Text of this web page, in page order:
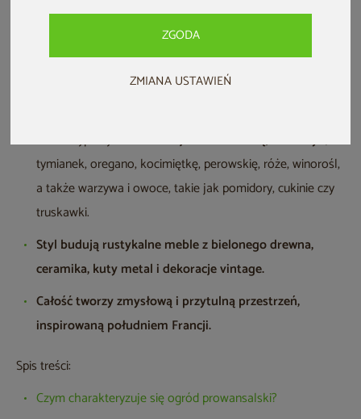
ZGODA
ZMIANA USTAWIEŃ
Ogród prowansalski ma swobodny, naturalny układ –
Wśród typowych roślinznajdziesz lawendę, rozmaryn,
tymianek, oregano, kocimiętkę, perowskię, róże, winorośl,
a także warzywa i owoce, takie jak pomidory, cukinie czy
truskawki.
Styl budują rustykalne meble z bielonego drewna,
ceramika, kuty metal i dekoracje vintage.
Całość tworzy zmysłową i przytulną przestrzeń,
inspirowaną południem Francji.
Spis treści:
Czym charakteryzuje się ogród prowansalski?